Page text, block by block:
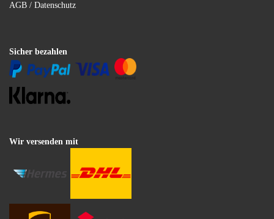
AGB / Datenschutz
Sicher bezahlen
Wir versenden mit